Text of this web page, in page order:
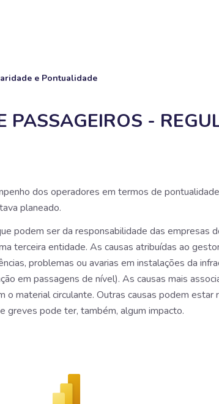
e Pontualidade
PASSAGEIROS -
dos operadores em termos de
planeado.
podem ser da responsabilidade das empresas
terceira entidade. As causas atribuídas ao
problemas ou avarias em instalações da
em passagens de nível). As causas mais
material circulante. Outras causas podem estar
greves pode ter, também, algum impacto.